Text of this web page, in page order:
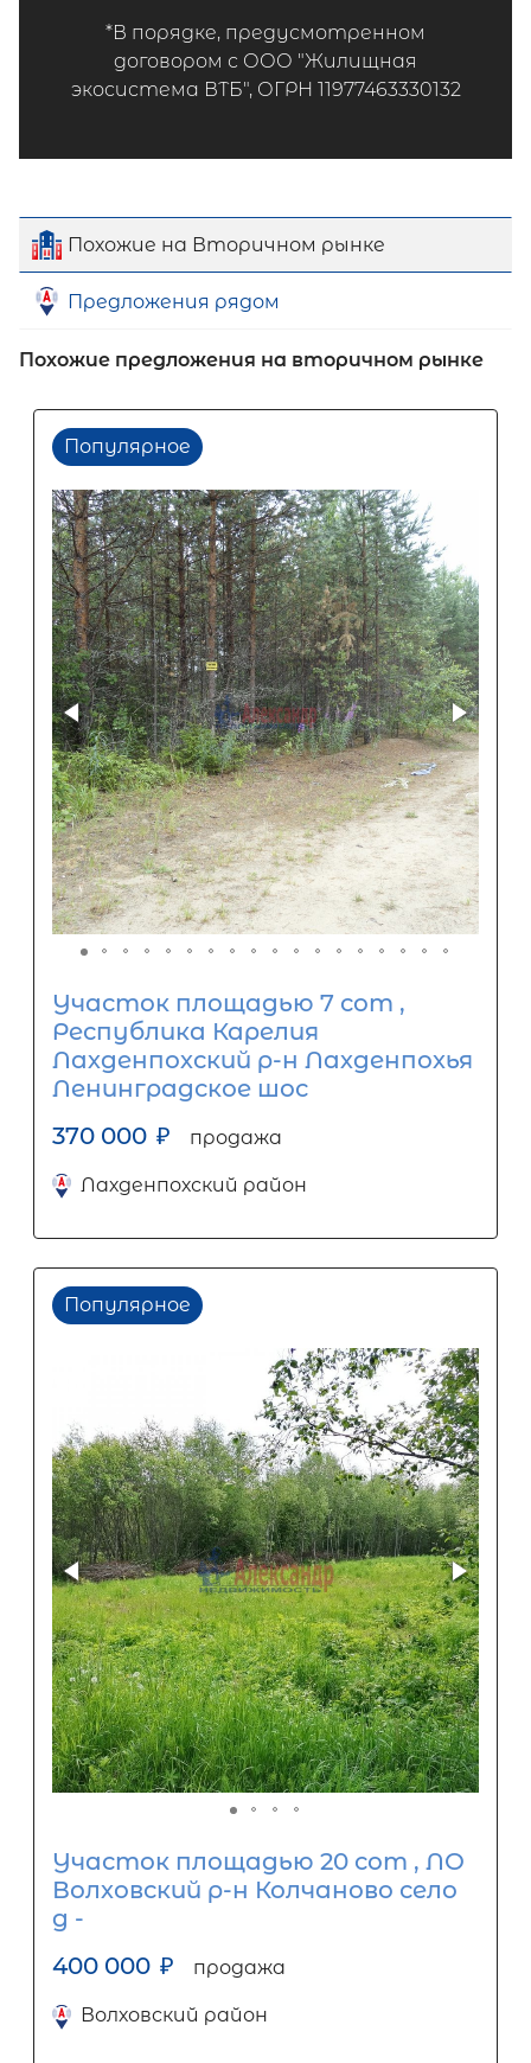
*В порядке, предусмотренном
договором с ООО "Жилищная
экосистема ВТБ", ОГРН 11977463330132
Похожие на Вторичном рынке
Предложения рядом
Похожие предложения на вторичном рынке
Популярное
Участок площадью 7 сот ,
Республика Карелия
Лахденпохский р-н Лахденпохья
Ленинградское шос
370 000 ₽ продажа
Лахденпохский район
Популярное
Участок площадью 20 сот , ЛО
Волховский р-н Колчаново село
д -
400 000 ₽ продажа
Волховский район